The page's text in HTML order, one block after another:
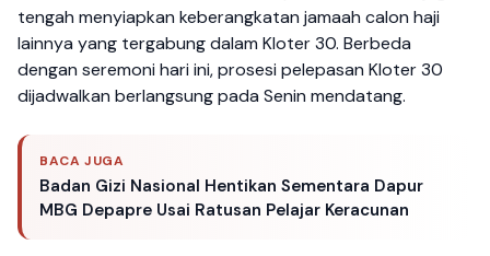
tengah menyiapkan keberangkatan jamaah calon haji
lainnya yang tergabung dalam Kloter 30. Berbeda
dengan seremoni hari ini, prosesi pelepasan Kloter 30
dijadwalkan berlangsung pada Senin mendatang.
BACA JUGA
Badan Gizi Nasional Hentikan Sementara Dapur
MBG Depapre Usai Ratusan Pelajar Keracunan